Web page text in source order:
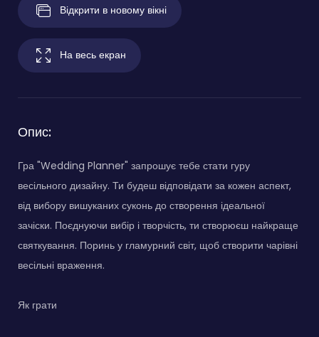
Відкрити в новому вікні
На весь екран
Опис:
Гра "Wedding Planner" запрошує тебе стати гуру
весільного дизайну. Ти будеш відповідати за кожен аспект,
від вибору вишуканих суконь до створення ідеальної
зачіски. Поєднуючи вибір і творчість, ти створюєш найкраще
святкування. Поринь у гламурний світ, щоб створити чарівні
весільні враження.
Як грати